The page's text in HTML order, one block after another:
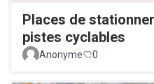
Places de
pistes cyclables
Anonyme 0